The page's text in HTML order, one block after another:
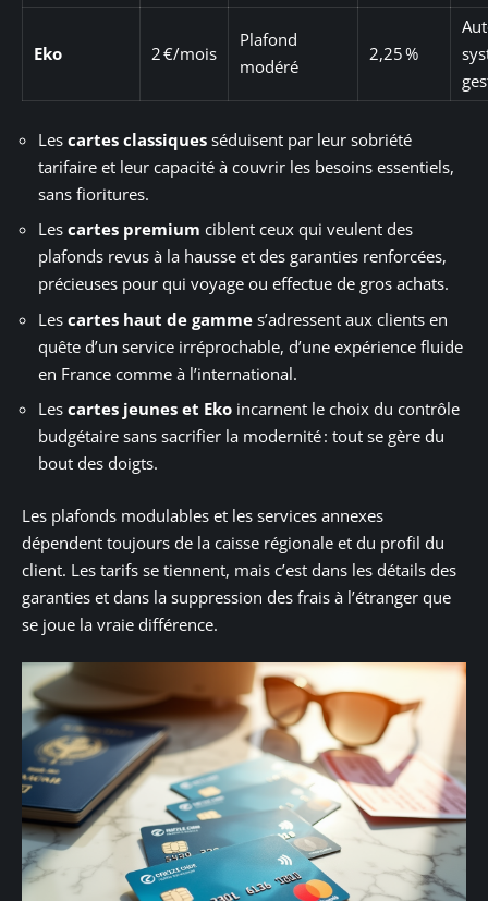
Eko 2 €/mois
Plafond
modéré
2,25 %
Les cartes classiques séduisent par leur sobriété
tarifaire et leur capacité à couvrir les besoins essentiels,
sans fioritures.
Les cartes premium ciblent ceux qui veulent des
plafonds revus à la hausse et des garanties renforcées,
précieuses pour qui voyage ou effectue de gros achats.
Les cartes haut de gamme s’adressent aux clients en
quête d’un service irréprochable, d’une expérience fluide
en France comme à l’international.
Les cartes jeunes et Eko incarnent le choix du contrôle
budgétaire sans sacrifier la modernité : tout se gère du
bout des doigts.
Les plafonds modulables et les services annexes
dépendent toujours de la caisse régionale et du profil du
client. Les tarifs se tiennent, mais c’est dans les détails des
garanties et dans la suppression des frais à l’étranger que
se joue la vraie différence.